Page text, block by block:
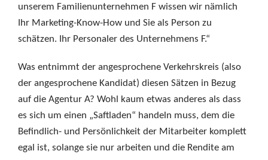
unserem Familienunternehmen F wissen wir nämlich
Ihr Marketing-Know-How und Sie als Person zu
schätzen. Ihr Personaler des Unternehmens F.“
Was entnimmt der angesprochene Verkehrskreis (also
der angesprochene Kandidat) diesen Sätzen in Bezug
auf die Agentur A? Wohl kaum etwas anderes als dass
es sich um einen „Saftladen“ handeln muss, dem die
Befindlich- und Persönlichkeit der Mitarbeiter komplett
egal ist, solange sie nur arbeiten und die Rendite am